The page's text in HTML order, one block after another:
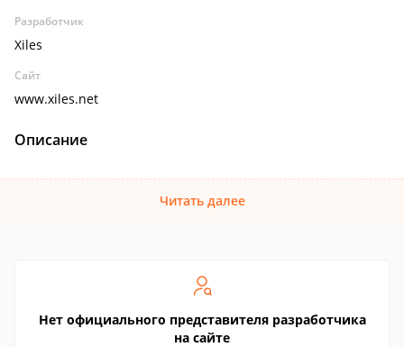
Разработчик
Xiles
Сайт
www.xiles.net
Описание
Читать далее
Нет официального представителя разработчика
на сайте